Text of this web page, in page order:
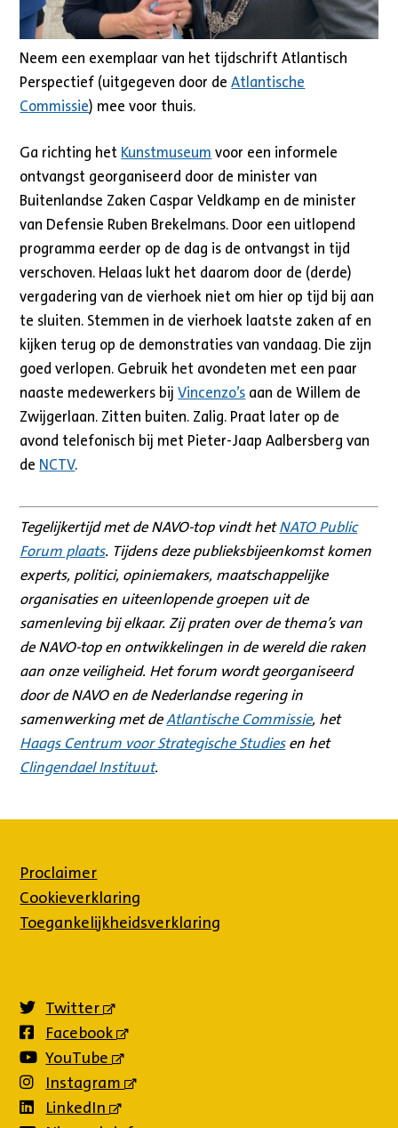
Neem een exemplaar van het tijdschrift Atlantisch
Perspectief (uitgegeven door deAtlantische
Commissie) mee voor thuis.
Ga richting het Kunstmuseum voor een informele
ontvangst georganiseerd door de minister van
Buitenlandse Zaken Caspar Veldkamp en de minister
van Defensie Ruben Brekelmans. Door een uitlopend
programma eerder op de dag is de ontvangst in tijd
verschoven. Helaas lukt het daarom door de (derde)
vergadering van de vierhoek niet om hier op tijd bij aan
te sluiten. Stemmen in de vierhoek laatste zaken af en
kijken terug op de demonstraties van vandaag. Die zijn
goed verlopen. Gebruik het avondeten met een paar
naaste medewerkers bijVincenzo’s aan de Willem de
Zwijgerlaan. Zitten buiten. Zalig. Praat later op de
avond telefonisch bij met Pieter-Jaap Aalbersberg van
de NCTV.
Tegelijkertijd met de NAVO-top vindt hetNATO Public
Forum plaats. Tijdens deze publieksbijeenkomst komen
experts, politici, opiniemakers, maatschappelijke
organisaties en uiteenlopende groepen uit de
samenleving bij elkaar. Zij praten over de thema’s van
de NAVO-top en ontwikkelingen in de wereld die raken
aan onze veiligheid. Het forum wordt georganiseerd
door de NAVO en de Nederlandse regering in
samenwerking met deAtlantische Commissie, het
Haags Centrum voor Strategische Studiesen het
Clingendael Instituut.
Proclaimer
Cookieverklaring
Toegankelijkheidsverklaring
Twitter
(externe
Facebook
(externe
YouTube
(externe
Instagram
(externe
LinkedIn
(externe
link)